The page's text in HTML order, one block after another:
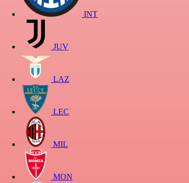
INT
JUV
LAZ
LEC
MIL
MON